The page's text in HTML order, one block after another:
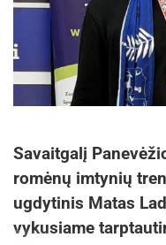
Savaitgalį
romėnų imtynių
ugdytinis Matas
vykusiame